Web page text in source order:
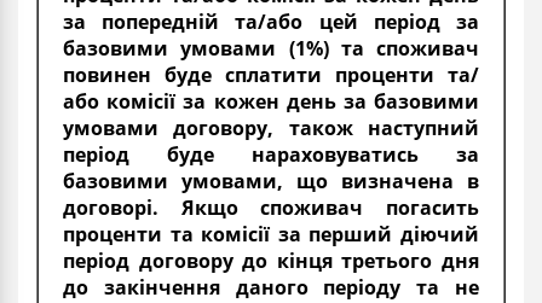
за попередній та/або цей період за
базовими умовами (1%) та споживач
повинен буде сплатити проценти та/
або комісії за кожен день за базовими
умовами договору, також наступний
період буде нараховуватись за
базовими умовами, що визначена в
договорі. Якщо споживач погасить
проценти та комісії за перший діючий
період договору до кінця третього дня
до закінчення даного періоду та не